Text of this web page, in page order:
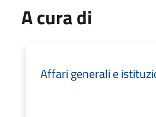
A cura di
Affari generali e